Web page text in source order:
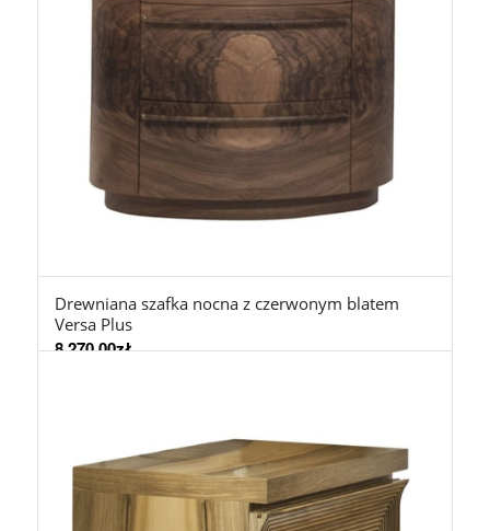
Drewniana szafka nocna z czerwonym blatem
Versa Plus
8.270,00zł